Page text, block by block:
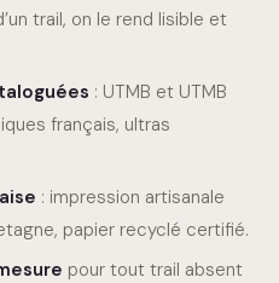
trail, on le rend lisible et
: UTMB et UTMB
français, ultras
: impression artisanale
papier recyclé certifié.
pour tout trail absent